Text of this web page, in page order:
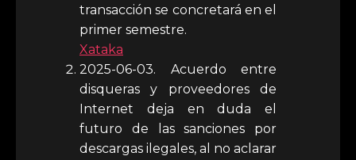
transacción se concretará en el
primer semestre.
Xataka
2025-06-03. Acuerdo entre
disqueras y proveedores de
Internet deja en duda el
futuro de las sanciones por
descargas ilegales, al no aclarar